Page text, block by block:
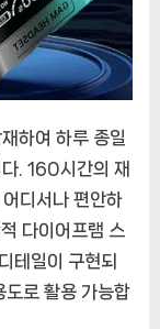
하여 하루 종일
. 160시간의 재
디서나 편안하
다이어프램 스
테일이 구현되
도로 활용 가능합